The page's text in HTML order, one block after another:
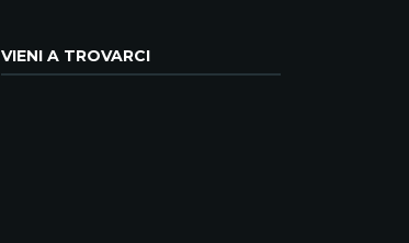
VIENI A TROVARCI